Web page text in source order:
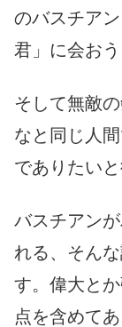
のバスチア
君」に会おう
そして無敵
なと同じ人
でありたい
バスチアン
れる、そん
す。偉大と
点を含めて